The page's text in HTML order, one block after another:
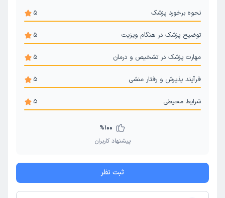
نحوه برخورد پزشک 5
توضیح پزشک در هنگام ویزیت 5
مهارت پزشک در تشخیص و درمان 5
فرآیند پذیرش و رفتار منشی 5
شرایط محیطی 5
%100
پیشنهاد کاربران
ثبت نظر